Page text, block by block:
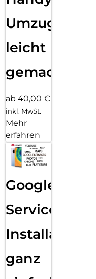
Umzug
leicht
gemacht!
ab 40,00 €
inkl. MwSt.
Mehr
erfahren
Google
Services
Installation
ganz